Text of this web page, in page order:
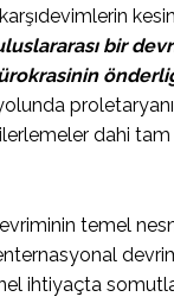
bir
dahi
temel
ihtiyaçta